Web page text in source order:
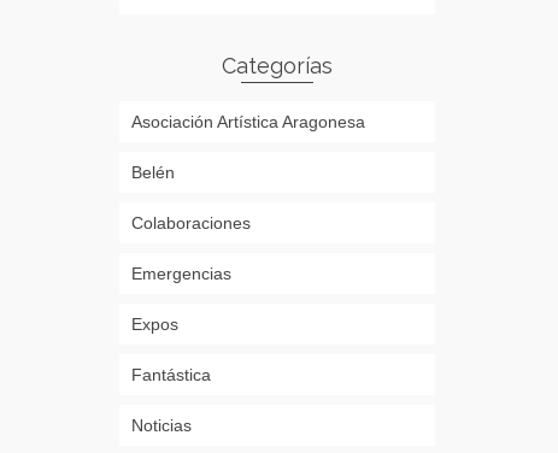
Categorías
Asociación Artística Aragonesa
Belén
Colaboraciones
Emergencias
Expos
Fantástica
Noticias